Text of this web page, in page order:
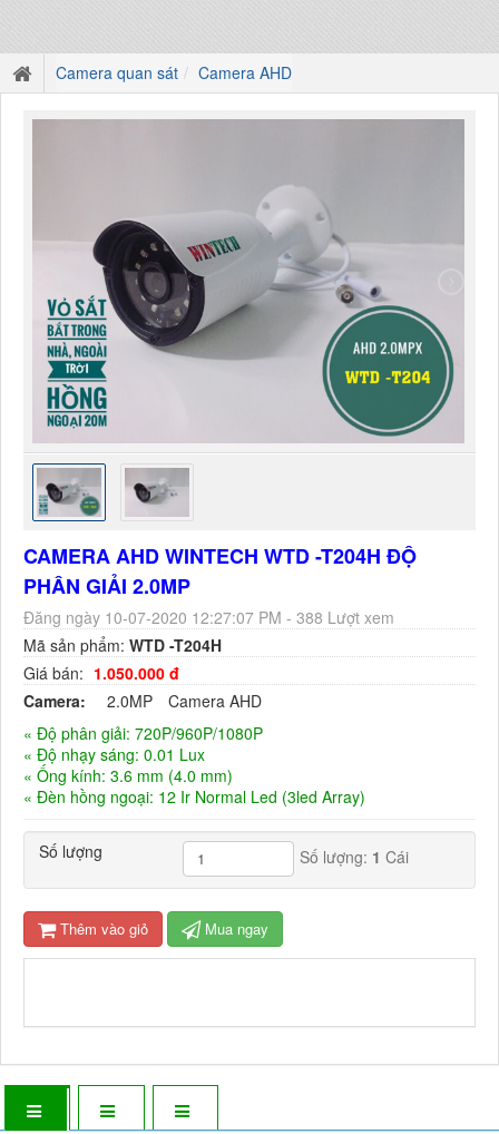
Camera quan sát Camera AHD
CAMERA AHD WINTECH WTD -T204H ĐỘ
PHÂN GIẢI 2.0MP
Đăng ngày 10-07-2020 12:27:07 PM - 388 Lượt xem
Mã sản phẩm: WTD -T204H
Giá bán: 1.050.000 đ
Camera:
2.0MP
Camera AHD
« Độ phân giải: 720P/960P/1080P
« Độ nhạy sáng: 0.01 Lux
« Ống kính: 3.6 mm (4.0 mm)
« Đèn hồng ngoại: 12 Ir Normal Led (3led Array)
Số lượng Số lượng: 1 Cái
Thêm vào giỏ Mua ngay